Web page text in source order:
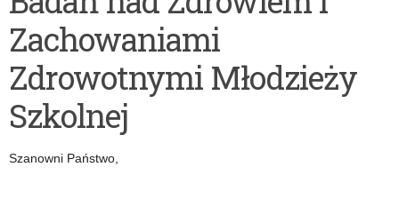
Zachowaniami
Zdrowotnymi Młodzieży
Szkolnej
Szanowni Państwo,
„Akademia
Wiedzy
o
Prawie„
i
Mazur
spod
Znaku
Rodła”